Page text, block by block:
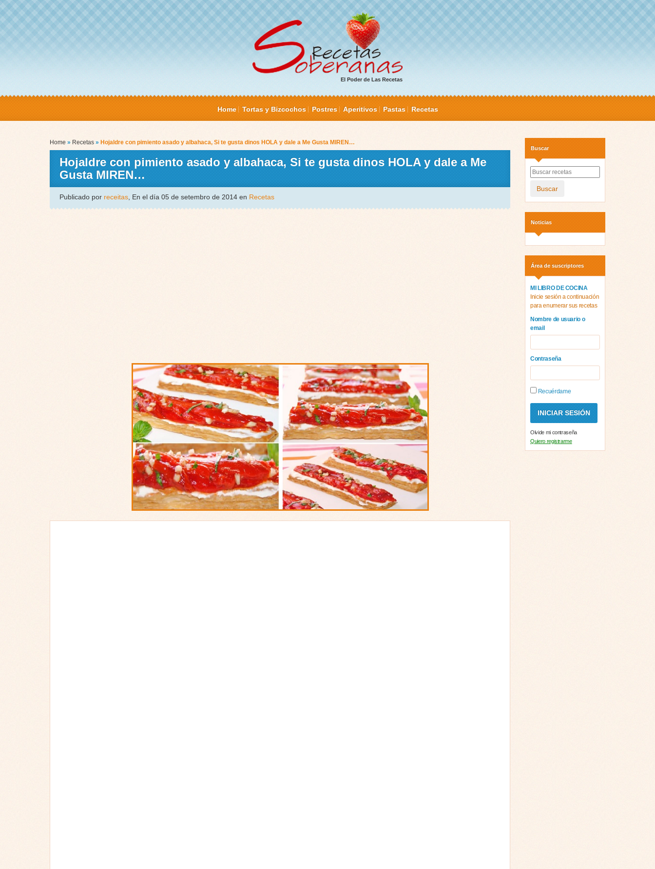
El Poder de Las Recetas
Home Tortas y Bizcochos Postres Aperitivos Pastas Recetas
Home » Recetas » Hojaldre con pimiento asado y albahaca, Si te gusta dinos HOLA y dale a Me Gusta MIREN…
Hojaldre con pimiento asado y albahaca, Si te gusta dinos HOLA y dale a Me
Gusta MIREN…
Publicado por receitas , En el día 05 de setembro de 2014 en Recetas
Buscar
Buscar
Noticias
Área de suscriptores
MI LIBRO DE COCINA
Inicie sesión a continuación
para enumerar sus recetas
Nombre de usuario o
email
Contraseña
Recuérdame
Olvide mi contraseña
Quiero registrarme